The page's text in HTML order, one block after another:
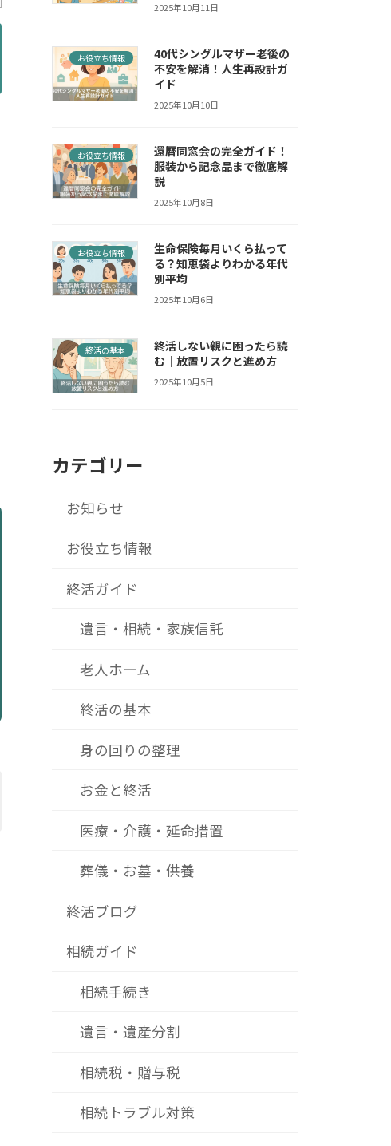
2025年10月11日
お役立ち情報
40代シングルマザー老後の
不安を解消！人生再設計ガ
イド
2025年10月10日
お役立ち情報
還暦同窓会の完全ガイド！
服装から記念品まで徹底解
説
2025年10月8日
お役立ち情報
生命保険毎月いくら払って
る？知恵袋よりわかる年代
別平均
2025年10月6日
終活の基本
終活しない親に困ったら読
む｜放置リスクと進め方
2025年10月5日
カテゴリー
お知らせ
お役立ち情報
終活ガイド
遺言・相続・家族信託
老人ホーム
終活の基本
身の回りの整理
お金と終活
医療・介護・延命措置
葬儀・お墓・供養
終活ブログ
相続ガイド
相続手続き
遺言・遺産分割
相続税・贈与税
相続トラブル対策